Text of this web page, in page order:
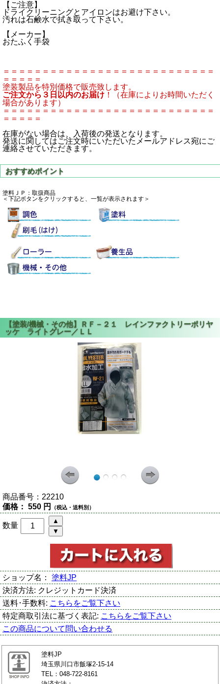
【ご注意】
ドライクリーニングとアイロンはお避け下さい。
汚れは石鹸水で拭き取って下さい。
【メーカー】
おたふく手袋
＝＝＝＝＝＝＝＝＝＝＝＝＝＝＝＝＝＝＝＝＝＝＝＝＝＝＝
＝＝＝＝＝
塗装製品を特別価格で販売致します。
ご注文から３日以内のお届け ！（在庫によりお時間いただく
場合があります）
＝＝＝＝＝＝＝＝＝＝＝＝＝＝＝＝＝＝＝＝＝＝＝＝＝＝＝
＝＝＝＝＝
在庫がない場合は、入荷後の発送となります。
発送に関してはご注文時にいただいたメールアドレス宛にご
連絡させていただきます。
塗料ＪＰ：取扱商品
＜下記ボタンをクリックすると、一覧が表示されます＞
商品番号： 22210
価格： 550 円 （税込・送料別）
数量
ショップ名： 塗料JP
決済方法: クレジットカード決済
送料･手数料: こちらをご覧下さい
特定商取引法に基づく表記: こちらをご覧下さい
この商品について問い合わせる
塗料JP
埼玉県川口市飯塚2-15-14
TEL：048-722-8161